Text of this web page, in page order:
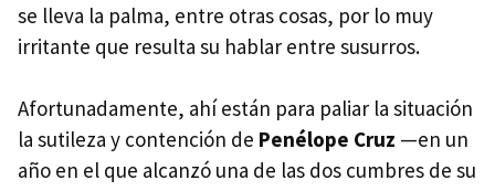
se lleva la palma, entre otras cosas, por lo muy
irritante que resulta su hablar entre susurros.
Afortunadamente, ahí están para paliar la situación
la sutileza y contención de Penélope Cruz —en un
año en el que alcanzó una de las dos cumbres de su